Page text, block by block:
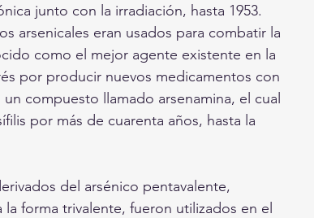
junto con la irradiación, hasta 1953.
arsenicales eran usados para combatir la
como el mejor agente existente en la
por producir nuevos medicamentos con
compuesto llamado arsenamina, el cual
por más de cuarenta años, hasta la
del arsénico pentavalente,
forma trivalente, fueron utilizados en el